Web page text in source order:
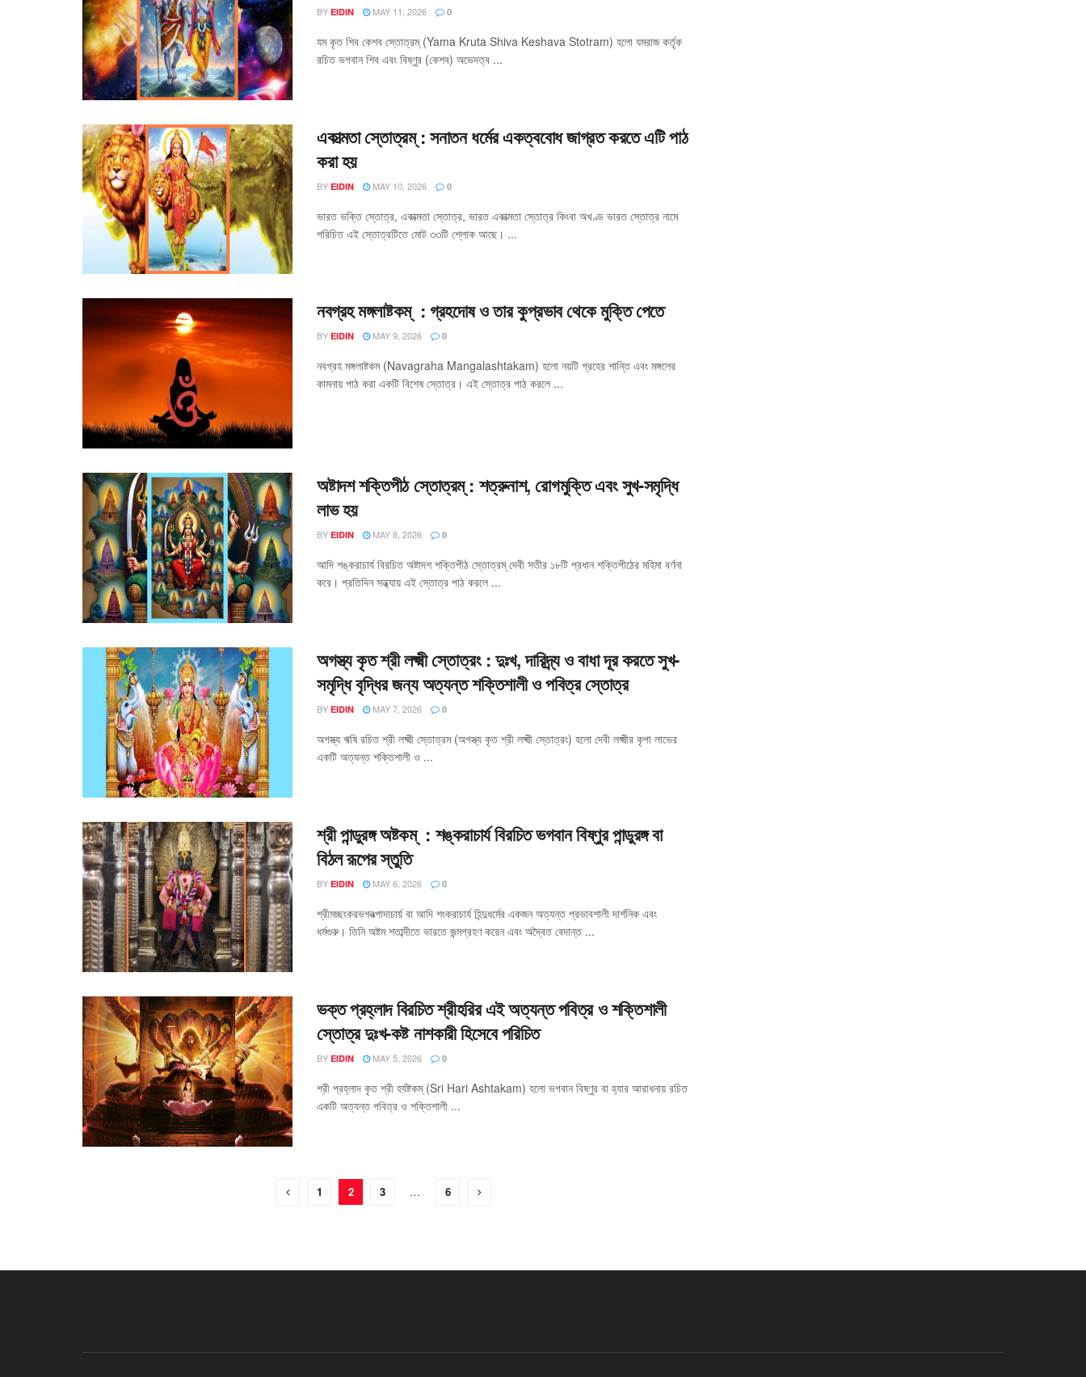
BY EIDIN MAY 11, 2026 0
যম কৃত শিব কেশব স্তোত্রম্ (Yama Kruta Shiva Keshava Stotram) হলো যমরাজ কর্তৃক
রচিত ভগবান শিব এবং বিষ্ণুর (কেশব) অভেদত্ব ...
একাত্মতা স্তোত্রম্ : সনাতন ধর্মের একত্ববোধ জাগ্রত করতে এটি পাঠ
করা হয়
BY EIDIN MAY 10, 2026 0
ভারত ভক্তি স্তোত্র, একাত্মতা স্তোত্র, ভারত একাত্মতা স্তোত্র কিংবা অখণ্ড ভারত স্তোত্র নামে
পরিচিত এই স্তোত্রটিতে মোট ৩৩টি শ্লোক আছে। ...
নবগ্রহ মঙ্গলাষ্টকম্ : গ্রহদোষ ও তার কুপ্রভাব থেকে মুক্তি পেতে
BY EIDIN MAY 9, 2026 0
নবগ্রহ মঙ্গলাষ্টকম (Navagraha Mangalashtakam) হলো নয়টি গ্রহের শান্তি এবং মঙ্গলের
কামনায় পাঠ করা একটি বিশেষ স্তোত্র। এই স্তোত্র পাঠ করলে ...
অষ্টাদশ শক্তিপীঠ স্তোত্রম্ : শত্রুনাশ, রোগমুক্তি এবং সুখ-সমৃদ্ধি
লাভ হয়
BY EIDIN MAY 8, 2026 0
আদি শঙ্করাচার্য বিরচিত অষ্টাদশ শক্তিপীঠ স্তোত্রম্ দেবী সতীর ১৮টি প্রধান শক্তিপীঠের মহিমা বর্ণনা
করে। প্রতিদিন সন্ধ্যায় এই স্তোত্র পাঠ করলে ...
অগস্ত্য কৃত শ্রী লক্ষ্মী স্তোত্রং : দুঃখ, দারিদ্র্য ও বাধা দূর করতে সুখ-
সমৃদ্ধি বৃদ্ধির জন্য অত্যন্ত শক্তিশালী ও পবিত্র স্তোত্র
BY EIDIN MAY 7, 2026 0
অগস্ত্য ঋষি রচিত শ্রী লক্ষ্মী স্তোত্রম (অগস্ত্য কৃত শ্রী লক্ষ্মী স্তোত্রং) হলো দেবী লক্ষ্মীর কৃপা লাভের
একটি অত্যন্ত শক্তিশালী ও ...
শ্রী পান্ডুরঙ্গ অষ্টকম্ : শঙ্করাচার্য বিরচিত ভগবান বিষ্ণুর পান্ডুরঙ্গ বা
বিঠল রূপের স্তুতি
BY EIDIN MAY 6, 2026 0
শ্রীমচ্ছংকরভগবত্পাদাচার্য় বা আদি শংকরাচার্য হিন্দুধর্মের একজন অত্যন্ত প্রভাবশালী দার্শনিক এবং
ধর্মগুরু। তিনি অষ্টম শতাব্দীতে ভারতে জন্মগ্রহণ করেন এবং অদ্বৈত বেদান্ত ...
ভক্ত প্রহ্লাদ বিরচিত শ্রীহরির এই অত্যন্ত পবিত্র ও শক্তিশালী
স্তোত্র দুঃখ-কষ্ট নাশকারী হিসেবে পরিচিত
BY EIDIN MAY 5, 2026 0
শ্রী প্রহ্লাদ কৃত শ্রী হর্যষ্টকম্ (Sri Hari Ashtakam) হলো ভগবান বিষ্ণুর বা হ্যার আরাধনায় রচিত
একটি অত্যন্ত পবিত্র ও শক্তিশালী ...
1 2 3 … 6